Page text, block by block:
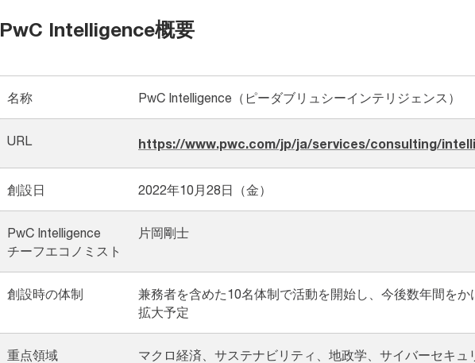
PwC Intelligence概要
名称 PwC Intelligence（ピーダブリュシーインテリジェンス）
URL https://www.pwc.com/jp/ja/services/consulting/
創設日 2022年10月28日（金）
PwC Intelligence
チーフエコノミスト
片岡剛士
創設時の体制
兼務者を含めた10名体制で活動を開始し、今後数年間を
拡大予定
重点領域
マクロ経済、サステナビリティ、地政学、サイバーセキュ